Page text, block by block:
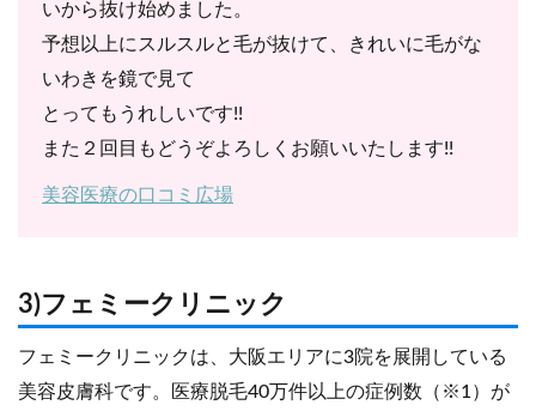
いから抜け始めました。
予想以上にスルスルと毛が抜けて、きれいに毛がな
いわきを鏡で見て
とってもうれしいです!!
また２回目もどうぞよろしくお願いいたします!!
美容医療の口コミ広場
3)フェミークリニック
フェミークリニックは、大阪エリアに3院を展開している
美容皮膚科です。医療脱毛40万件以上の症例数（※1）が